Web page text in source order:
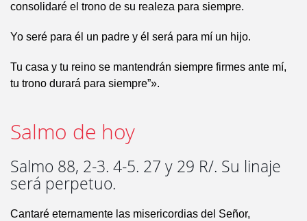
consolidaré el trono de su realeza para siempre.
Yo seré para él un padre y él será para mí un hijo.
Tu casa y tu reino se mantendrán siempre firmes ante mí,
tu trono durará para siempre”».
Salmo de hoy
Salmo 88, 2-3. 4-5. 27 y 29 R/. Su linaje
será perpetuo.
Cantaré eternamente las misericordias del Señor,